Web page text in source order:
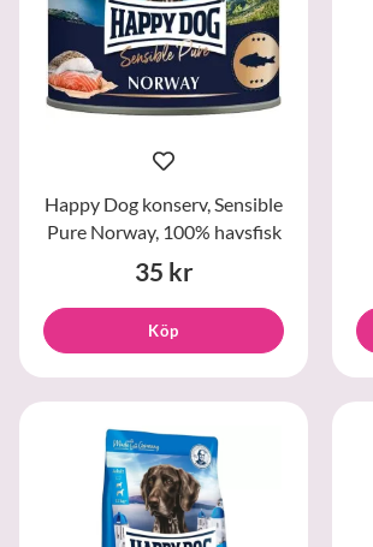
Happy Dog konserv, Sensible
Pure Norway, 100% havsfisk
35 kr
Köp